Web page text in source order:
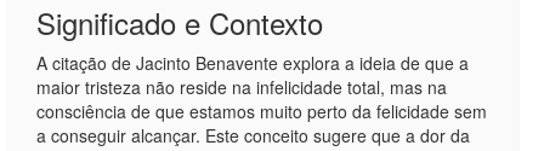
Significado e Contexto
A citação de Jacinto Benavente explora a ideia de que a
maior tristeza não reside na infelicidade total, mas na
consciência de que estamos muito perto da felicidade sem
a conseguir alcançar. Este conceito sugere que a dor da